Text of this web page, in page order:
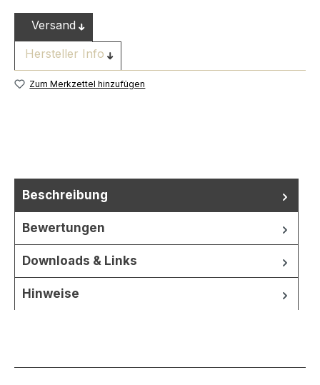
Versand
Hersteller Info
Zum Merkzettel hinzufügen
Beschreibung
Bewertungen
Downloads & Links
Hinweise